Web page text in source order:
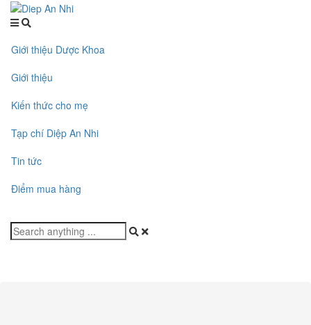
Giới thiệu Dược Khoa
Giới thiệu
Kiến thức cho mẹ
Tạp chí Diệp An Nhi
Tin tức
Điểm mua hàng